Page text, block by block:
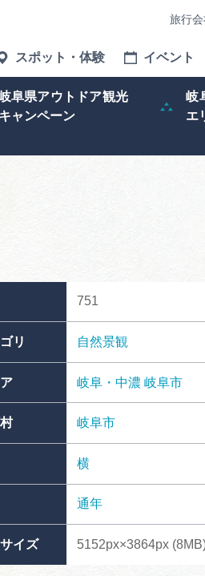
旅行
スポット・体験 イベント
阜県アウトドア観光
キャンペーン
岐
エ
岐阜県アウトドア観光キャン
ペーン
岐阜県観光データベース
751
リ 自然景観
岐阜・中濃 岐阜市
岐阜市
横
通年
イズ 5152px×3864px